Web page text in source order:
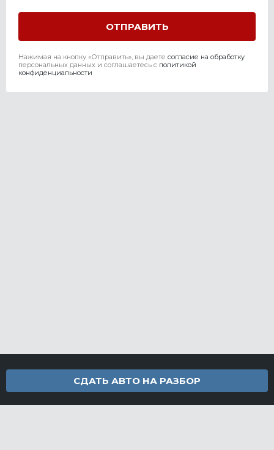
Нажимая на кнопку «Отправить», вы даете согласие на обработку
персональных данных и соглашаетесь c политикой
конфиденциальности
СДАТЬ АВТО НА РАЗБОР